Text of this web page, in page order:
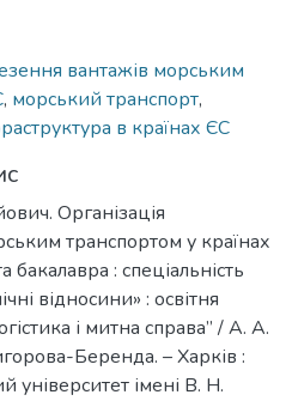
вантажів морським
, морський транспорт,
в країнах ЄС
Організація
транспортом у країнах
бакалавра : спеціальність
відносини» : освітня
і митна справа” / А. А.
Беренда. – Харків :
університет імені В. Н.